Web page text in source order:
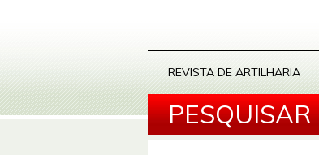
REVISTA DE ARTILHARIA
PESQUISAR